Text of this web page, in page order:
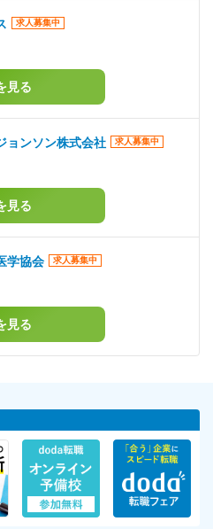
求人募集中
見る
ョンソン株式会社 求人募集中
見る
学協会 求人募集中
見る